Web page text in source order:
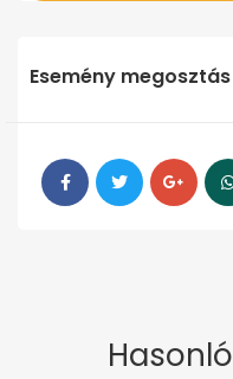
Esemény megosztás
Hasonló